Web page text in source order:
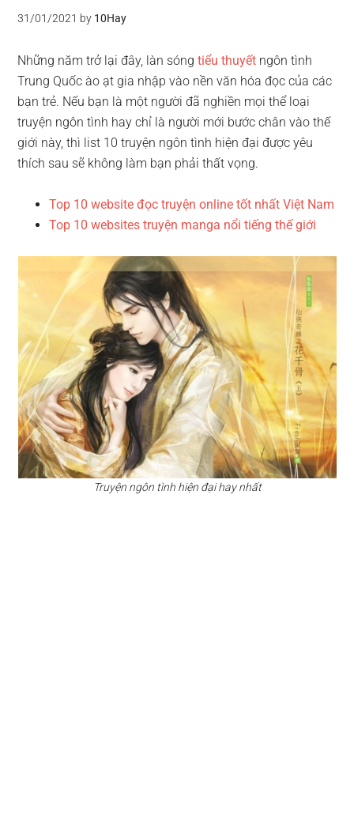
31/01/2021 by 10Hay
Những năm trở lại đây, làn sóngtiểu thuyết ngôn tình
Trung Quốc ào ạt gia nhập vào nền văn hóa đọc của các
bạn trẻ. Nếu bạn là một người đã nghiền mọi thể loại
truyện ngôn tình hay chỉ là người mới bước chân vào thế
giới này, thì list 10 truyện ngôn tình hiện đại được yêu
thích sau sẽ không làm bạn phải thất vọng.
Top 10 website đọc truyện online tốt nhất Việt Nam
Top 10 websites truyện manga nổi tiếng thế giới
Truyện ngôn tình hiện đại hay nhất